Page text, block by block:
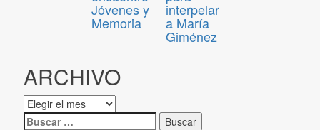
Jóvenes y
Memoria
interpelar
a María
Giménez
ARCHIVO